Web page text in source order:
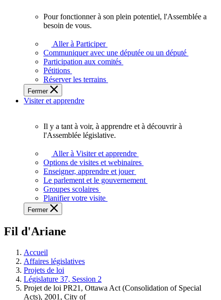
plein
potentiel,
l'Assemblée
a
besoin
de
Pour fonctionner à son plein potentiel, l'Assemblée a
besoin de vous.
Aller à Participer
Communiquer avec une députée ou un député
Participation aux comités
Pétitions
Réserver les terrains
Fermer
Visiter et apprendre
voir,
apprendre
et
à
à
législative.
Il y a tant à voir, à apprendre et à découvrir à
l'Assemblée législative.
Aller à Visiter et apprendre
Options de visites et webinaires
Enseigner, apprendre et jouer
Le parlement et le gouvernement
Groupes scolaires
Planifier votre visite
Fermer
Fil d'Ariane
Accueil
Affaires législatives
Projets de loi
Législature 37, Session 2
Projet de loi PR21, Ottawa Act (Consolidation of Special
Acts), 2001, City of